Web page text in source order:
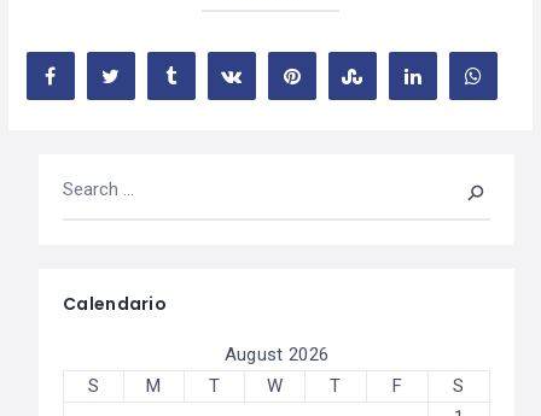
Calendario
August 2026
S
M T W T F
S